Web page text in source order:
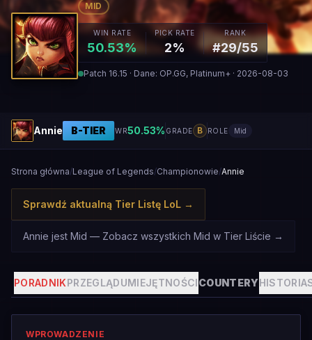
MID
WIN RATE
50.53%
PICK RATE
2%
RANK
#29/55
Patch 16.15 · Dane: OP.GG, Platinum+ · 2026-08-03
Annie B-TIER WR50.53% GRADE B ROLE Mid
Strona główna/League of Legends/Championowie/Annie
Sprawdź aktualną Tier Listę LoL →
Annie jest Mid — Zobacz wszystkich Mid w Tier Liście →
PORADNIKPRZEGLĄDUMIEJĘTNOŚCICOUNTERYHISTORIA
WPROWADZENIE